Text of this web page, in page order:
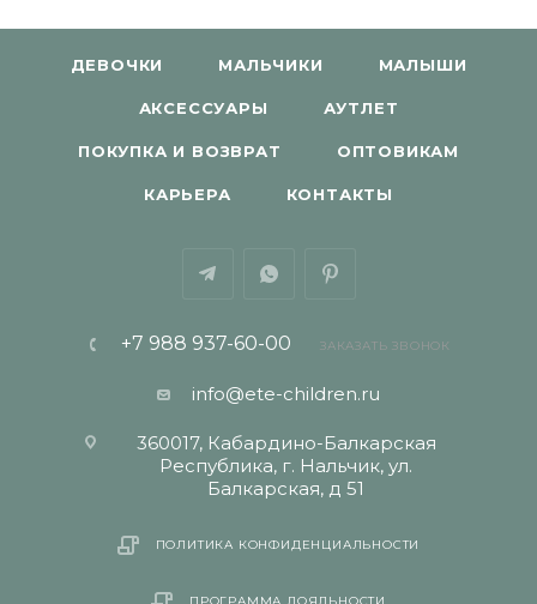
ДЕВОЧКИ МАЛЬЧИКИ МАЛЫШИ
АКСЕССУАРЫ АУТЛЕТ
ПОКУПКА И ВОЗВРАТ ОПТОВИКАМ
КАРЬЕРА КОНТАКТЫ
+7 988 937-60-00 ЗАКАЗАТЬ ЗВОНОК
info@ete-children.ru
360017, Кабардино-Балкарская
Республика, г. Нальчик, ул.
Балкарская, д 51
ПОЛИТИКА КОНФИДЕНЦИАЛЬНОСТИ